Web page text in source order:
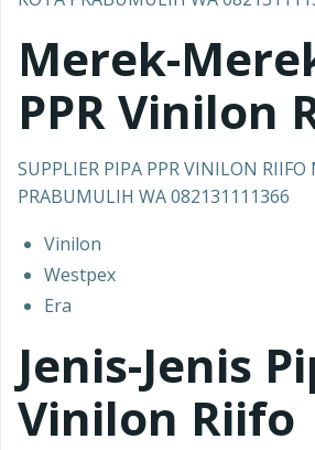
Merek-
PPRVinilon
SUPPLIER PIPA PPR VINILON
PRABUMULIH WA 082131111366
Vinilon
Westpex
Era
Jenis-Jenis
Vinilon Riifo